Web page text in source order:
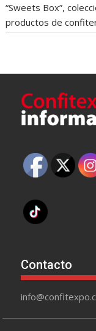
“Sweets Box”,
productos de
Contacto